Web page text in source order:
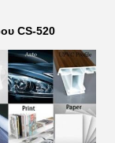
CS-520